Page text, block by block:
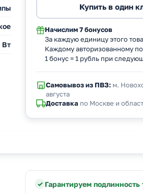
Вт
Начислим 7 бонусов
За каждую единицу этого
Каждому авторизованному
1 бонус = 1 рубль при
Самовывоз из ПВЗ:м.
августа
Доставка по Москве и
Гарантируем подлинность